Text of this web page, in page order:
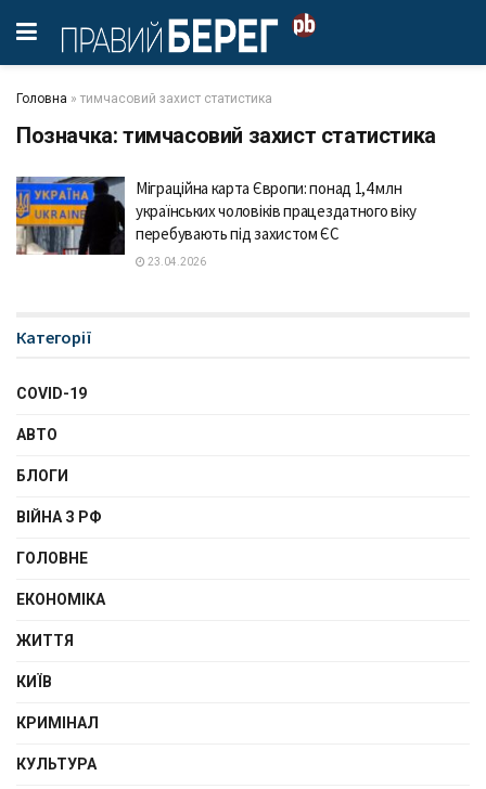
Головна » тимчасовий захист статистика
Позначка: тимчасовий захист статистика
Міграційна карта Європи: понад 1,4 млн
українських чоловіків працездатного віку
перебувають під захистом ЄС
23.04.2026
Категорії
COVID-19
АВТО
БЛОГИ
ВІЙНА З РФ
ГОЛОВНЕ
ЕКОНОМІКА
ЖИТТЯ
КИЇВ
КРИМІНАЛ
КУЛЬТУРА